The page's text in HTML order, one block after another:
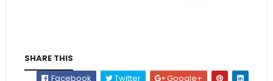
SHARE THIS
Facebook
Twitter Google+